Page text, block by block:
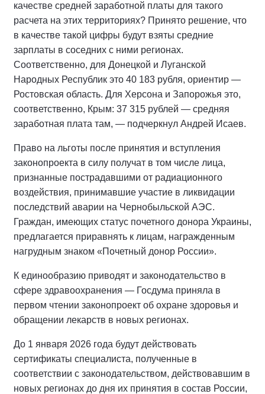
качестве средней заработной платы для такого
расчета на этих территориях? Принято решение, что
в качестве такой цифры будут взяты средние
зарплаты в соседних с ними регионах.
Соответственно, для Донецкой и Луганской
Народных Республик это 40 183 рубля, ориентир —
Ростовская область. Для Херсона и Запорожья это,
соответственно, Крым: 37 315 рублей — средняя
заработная плата там, — подчеркнул Андрей Исаев.
Право на льготы после принятия и вступления
законопроекта в силу получат в том числе лица,
признанные пострадавшими от радиационного
воздействия, принимавшие участие в ликвидации
последствий аварии на Чернобыльской АЭС.
Граждан, имеющих статус почетного донора Украины,
предлагается приравнять к лицам, награжденным
нагрудным знаком «Почетный донор России».
К единообразию приводят и законодательство в
сфере здравоохранения — Госдума приняла в
первом чтении законопроект об охране здоровья и
обращении лекарств в новых регионах.
До 1 января 2026 года будут действовать
сертификаты специалиста, полученные в
соответствии с законодательством, действовавшим в
новых регионах до дня их принятия в состав России,